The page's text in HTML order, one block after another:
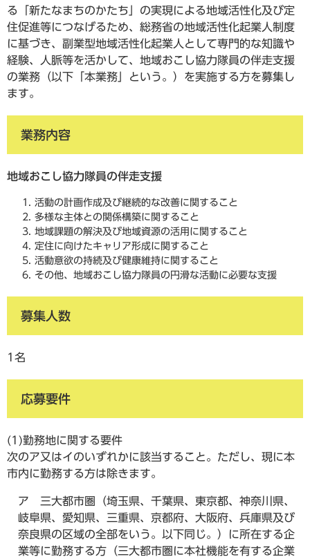
る「新たなまちのかたち」の実現による地域活性化及び定
住促進等につなげるため、総務省の地域活性化起業人制度
に基づき、副業型地域活性化起業人として専門的な知識や
経験、人脈等を活かして、地域おこし協力隊員の伴走支援
の業務（以下「本業務」という。）を実施する方を募集し
ます。
業務内容
地域おこし協力隊員の伴走支援
活動の計画作成及び継続的な改善に関すること
多様な主体との関係構築に関すること
地域課題の解決及び地域資源の活用に関すること
定住に向けたキャリア形成に関すること
活動意欲の持続及び健康維持に関すること
その他、地域おこし協力隊員の円滑な活動に必要な支援
募集人数
1名
応募要件
(1)勤務地に関する要件
次のア又はイのいずれかに該当すること。ただし、現に本
市内に勤務する方は除きます。
ア 三大都市圏（埼玉県、千葉県、東京都、神奈川県、
岐阜県、愛知県、三重県、京都府、大阪府、兵庫県及び
奈良県の区域の全部をいう。以下同じ。）に所在する企
業等に勤務する方（三大都市圏に本社機能を有する企業